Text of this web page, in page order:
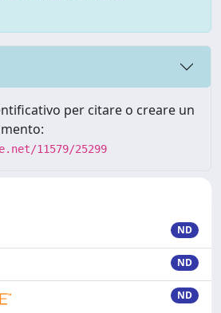
per citare o creare un
11579/25299
ND
ND
ND